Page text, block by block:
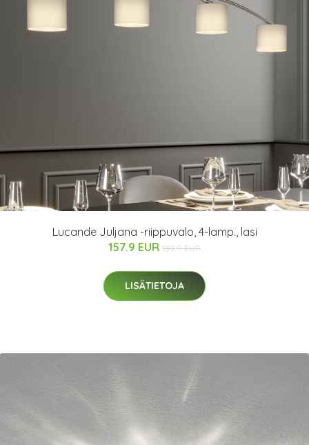
Lucande Juljana -riippuvalo, 4-lamp., lasi
157.9 EUR 189.9 EUR
LISÄTIETOJA